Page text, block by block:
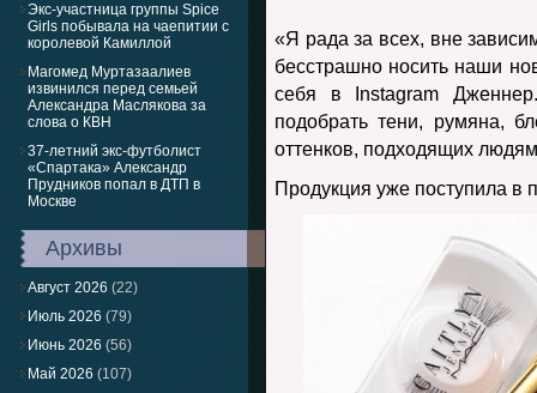
Экс-участница группы Spice
Girls побывала на чаепитии с
королевой Камиллой
Магомед Муртазаалиев
извинился перед семьей
Александра Маслякова за
слова о КВН
37-летний экс-футболист
«Спартака» Александр
Прудников попал в ДТП в
Москве
Архивы
Август 2026 (22)
Июль 2026 (79)
Июнь 2026 (56)
Май 2026 (107)
«Я рада за всех, вне
бесстрашно носить наши
себя в Instagram
подобрать тени, румяна,
оттенков, подходящих
Продукция уже поступила в